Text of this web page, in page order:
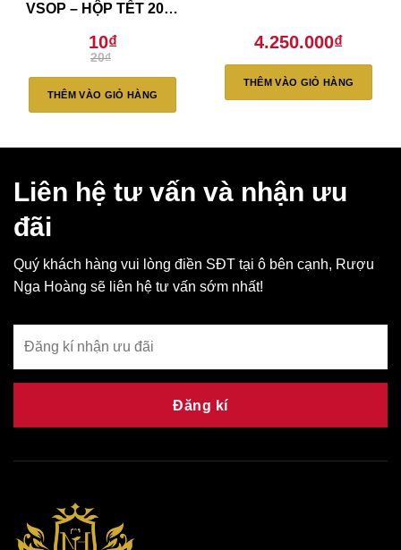
VSOP – HỘP TẾT 2021
20₫
là:
10₫
tại
THÊM VÀO GIỎ HÀNG
4.250.000₫
THÊM VÀO GIỎ HÀNG
Liên hệ tư vấn và nhận ưu
đãi
Quý khách hàng vui lòng điền SĐT tại ô bên cạnh, Rượu
Nga Hoàng sẽ liên hệ tư vấn sớm nhất!
Đăng kí